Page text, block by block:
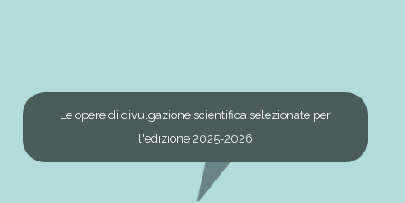
Le opere di divulgazione scientifica selezionate per
l'edizione 2025-2026